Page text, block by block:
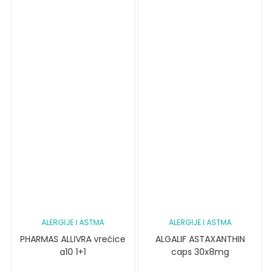
ALERGIJE I ASTMA
PHARMAS ALLIVRA vrećice
a10 1+1
ALERGIJE I ASTMA
ALGALIF ASTAXANTHIN
caps 30x8mg